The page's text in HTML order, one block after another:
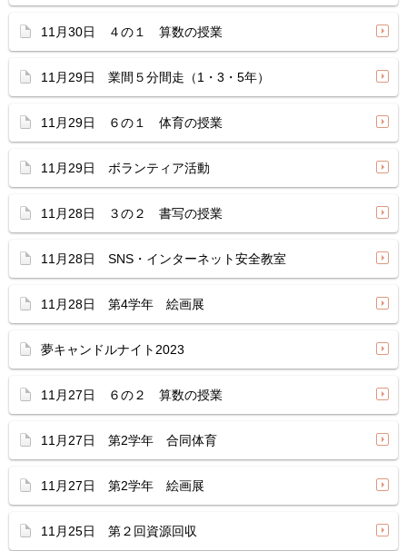
11月30日 ４の１ 算数の授業
11月29日 業間５分間走（1・3・5年）
11月29日 ６の１ 体育の授業
11月29日 ボランティア活動
11月28日 ３の２ 書写の授業
11月28日 SNS・インターネット安全教室
11月28日 第4学年 絵画展
夢キャンドルナイト2023
11月27日 ６の２ 算数の授業
11月27日 第2学年 合同体育
11月27日 第2学年 絵画展
11月25日 第２回資源回収